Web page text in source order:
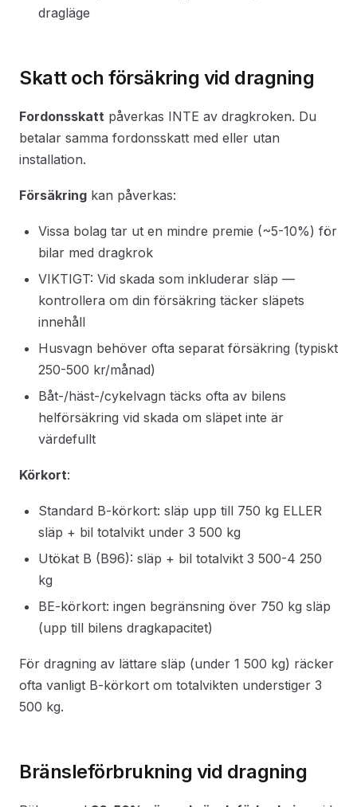
dragläge
Skatt och försäkring vid dragning
Fordonsskatt påverkas INTE av dragkroken. Du
betalar samma fordonsskatt med eller utan
installation.
Försäkring kan påverkas:
Vissa bolag tar ut en mindre premie (~5-10%) för
bilar med dragkrok
VIKTIGT: Vid skada som inkluderar släp —
kontrollera om din försäkring täcker släpets
innehåll
Husvagn behöver ofta separat försäkring (typiskt
250-500 kr/månad)
Båt-/häst-/cykelvagn täcks ofta av bilens
helförsäkring vid skada om släpet inte är
värdefullt
Körkort:
Standard B-körkort: släp upp till 750 kg ELLER
släp + bil totalvikt under 3 500 kg
Utökat B (B96): släp + bil totalvikt 3 500-4 250
kg
BE-körkort: ingen begränsning över 750 kg släp
(upp till bilens dragkapacitet)
För dragning av lättare släp (under 1 500 kg) räcker
ofta vanligt B-körkort om totalvikten understiger 3
500 kg.
Bränsleförbrukning vid dragning